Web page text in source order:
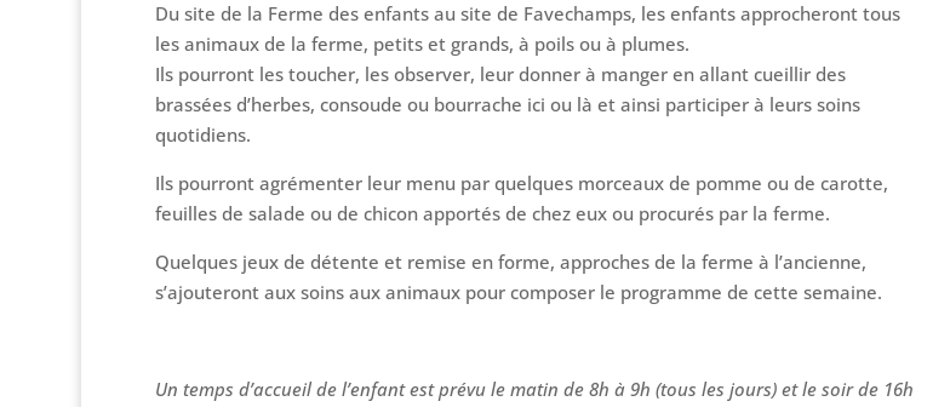
Du site de la Ferme des enfants au site de Favechamps, les enfants approcheront tous
les animaux de la ferme, petits et grands, à poils ou à plumes.
Ils pourront les toucher, les observer, leur donner à manger en allant cueillir des
brassées d’herbes, consoude ou bourrache ici ou là et ainsi participer à leurs soins
quotidiens.
Ils pourront agrémenter leur menu par quelques morceaux de pomme ou de carotte,
feuilles de salade ou de chicon apportés de chez eux ou procurés par la ferme.
Quelques jeux de détente et remise en forme, approches de la ferme à l’ancienne,
s’ajouteront aux soins aux animaux pour composer le programme de cette semaine.
Un temps d’accueil de l’enfant est prévu le matin de 8h à 9h (tous les jours) et le soir de 16h